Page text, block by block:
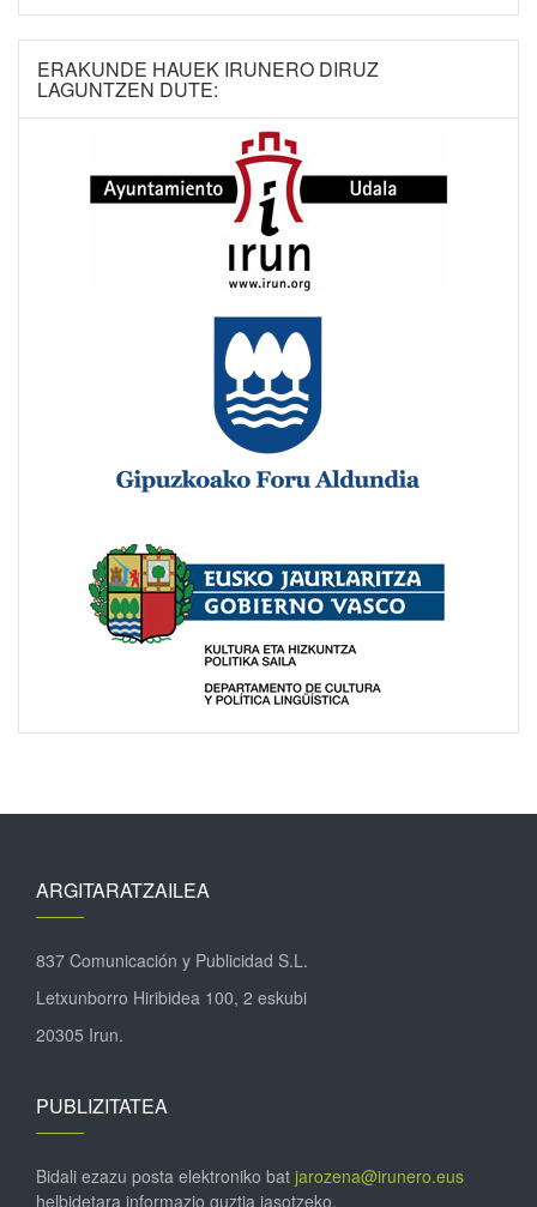
ERAKUNDE HAUEK IRUNERO DIRUZ
LAGUNTZEN DUTE:
ARGITARATZAILEA
837 Comunicación y Publicidad S.L.
Letxunborro Hiribidea 100, 2 eskubi
20305 Irun.
PUBLIZITATEA
Bidali ezazu posta elektroniko bat jarozena@irunero.eus
helbidetara informazio guztia jasotzeko.